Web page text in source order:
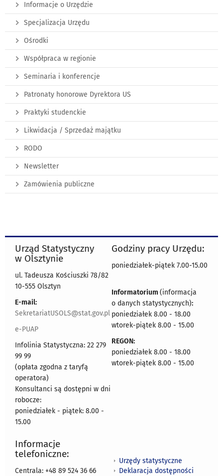
Informacje o Urzędzie
Specjalizacja Urzędu
Ośrodki
Współpraca w regionie
Seminaria i konferencje
Patronaty honorowe Dyrektora US
Praktyki studenckie
Likwidacja / Sprzedaż majątku
RODO
Newsletter
Zamówienia publiczne
Urząd Statystyczny
w Olsztynie
ul. Tadeusza Kościuszki 78/82
10-555 Olsztyn
E-mail:
SekretariatUSOLS@stat.gov.pl
e-PUAP
Infolinia Statystyczna: 22 279
99 99
(opłata zgodna z taryfą
operatora)
Konsultanci są dostępni w dni
robocze:
poniedziałek - piątek: 8.00 -
15.00
Godziny pracy Urzędu:
poniedziałek-piątek 7.00-15.00
Informatorium (informacja
o danych statystycznych):
poniedziałek 8.00 - 18.00
wtorek-piątek 8.00 - 15.00
REGON:
poniedziałek 8.00 - 18.00
wtorek-piątek 8.00 - 15.00
Informacje
telefoniczne:
Centrala: +48 89 524 36 66
Urzędy statystyczne
Deklaracja dostępności